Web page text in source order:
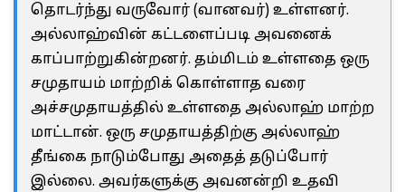
தொடர்ந்து வருவோர் (வானவர்) உள்ளனர்.
அல்லாஹ்வின் கட்டளைப்படி அவனைக்
காப்பாற்றுகின்றனர். தம்மிடம் உள்ளதை ஒரு
சமுதாயம் மாற்றிக் கொள்ளாத வரை
அச்சமுதாயத்தில் உள்ளதை அல்லாஹ் மாற்ற
மாட்டான். ஒரு சமுதாயத்திற்கு அல்லாஹ்
தீங்கை நாடும்போது அதைத் தடுப்போர்
இல்லை. அவர்களுக்கு அவனன்றி உதவி